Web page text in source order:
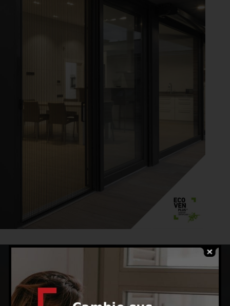
VEN A CONOCERNOS